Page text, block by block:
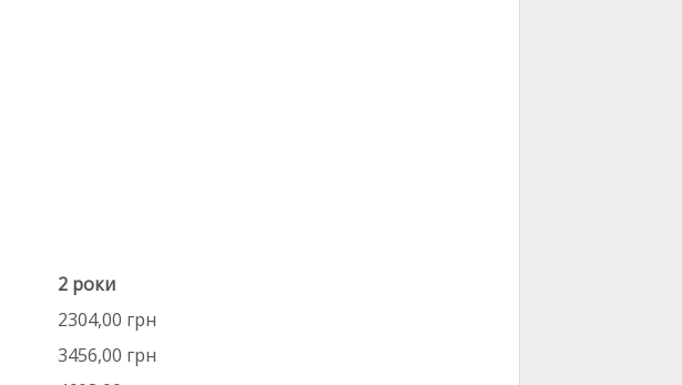
2 роки
2304,00 грн
3456,00 грн